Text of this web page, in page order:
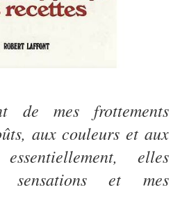
de mes frottements
aux couleurs et aux
elles
sensations et mes